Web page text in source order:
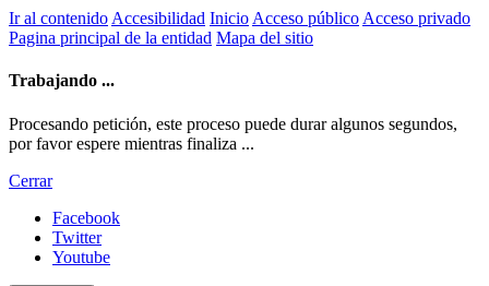
Ir al contenido Accesibilidad Inicio Acceso público Acceso privado
Pagina principal de la entidad Mapa del sitio
Trabajando ...
Procesando petición, este proceso puede durar algunos segundos,
por favor espere mientras finaliza ...
Cerrar
Facebook
Twitter
Youtube